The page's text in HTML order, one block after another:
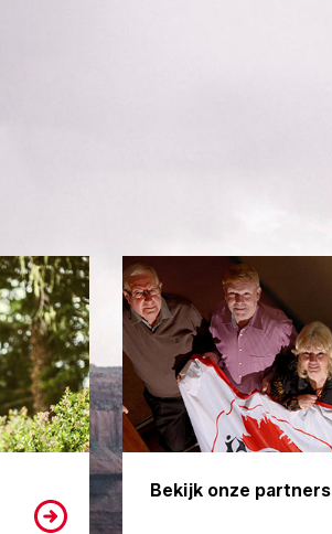
Bekijk onze partners